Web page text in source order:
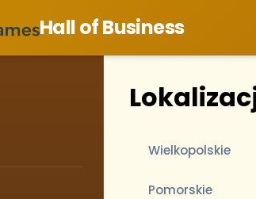
Hall of Business
Wielkopolskie
Pomorskie